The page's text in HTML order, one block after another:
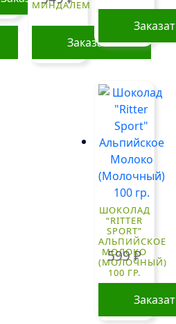
МИНДАЛЕМ
Заказать
ШОКОЛАД
“RITTER
SPORT”
АЛЬПИЙСКОЕ
МОЛОКО
(МОЛОЧНЫЙ)
100 ГР.
599₽